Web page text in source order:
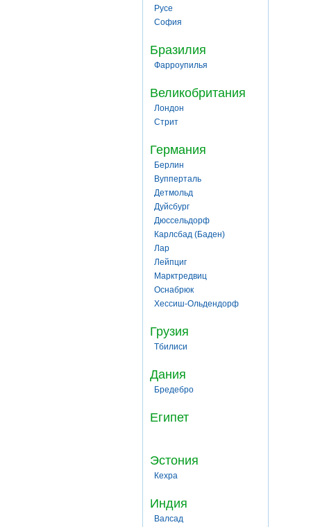
Русе
София
Бразилия
Фарроупилья
Великобритания
Лондон
Стрит
Германия
Берлин
Вупперталь
Детмольд
Дуйсбург
Дюссельдорф
Карлсбад (Баден)
Лар
Лейпциг
Марктредвиц
Оснабрюк
Хессиш-Ольдендорф
Грузия
Тбилиси
Дания
Бредебро
Египет
Эстония
Кехра
Индия
Валсад